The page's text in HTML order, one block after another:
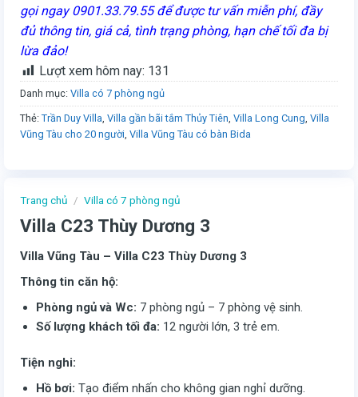
Trang chủ / Villa có 7 phòng ngủ
Villa C23 Thùy Dương 3
Villa Vũng Tàu – Villa C23 Thùy Dương 3
Thông tin căn hộ:
Phòng ngủ và Wc: 7 phòng ngủ – 7 phòng vệ sinh.
Số lượng khách tối đa: 12 người lớn, 3 trẻ em.
Tiện nghi:
Hồ bơi: Tạo điểm nhấn cho không gian nghỉ dưỡng.
gọi ngay 0901.33.79.55 để được tư vấn miễn phí, đầy
đủ thông tin, giá cả, tình trạng phòng, hạn chế tối đa bị
lừa đảo!
Lượt xem hôm nay: 131
Danh mục: Villa có 7 phòng ngủ
Thẻ: Trần Duy Villa, Villa gần bãi tắm Thủy Tiên, Villa Long Cung, Villa
Vũng Tàu cho 20 người, Villa Vũng Tàu có bàn Bida